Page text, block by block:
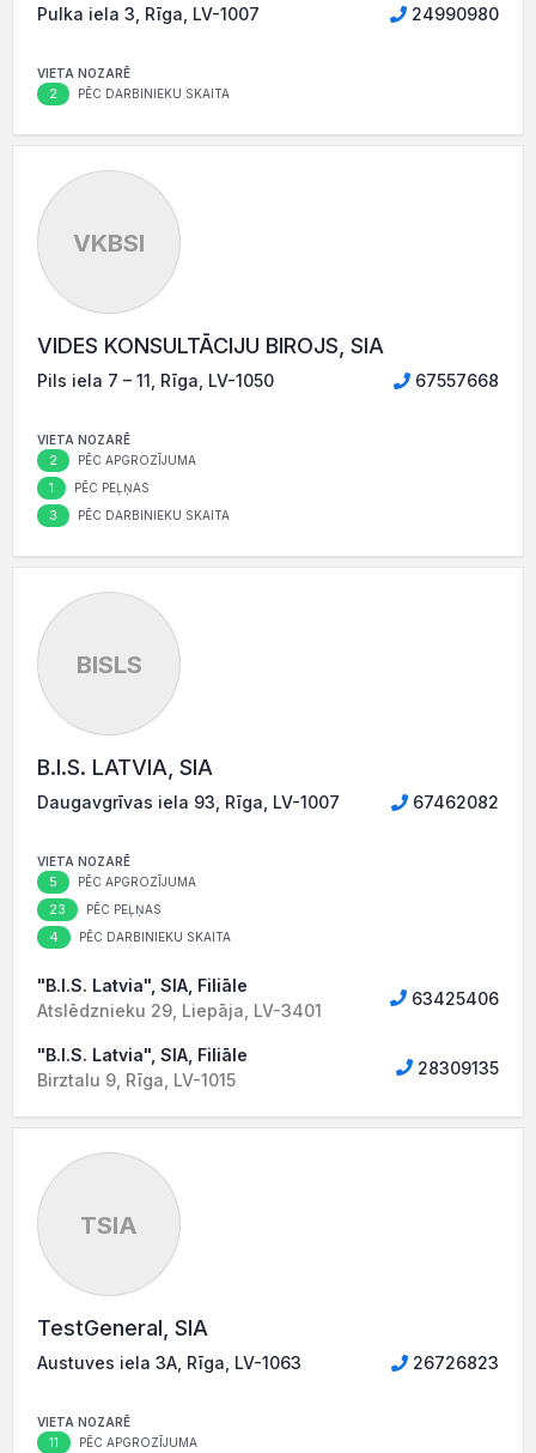
Pulka iela 3, Rīga, LV-1007 24990980
VIETA NOZARĒ
2 PĒC DARBINIEKU SKAITA
VKBSI
VIDES KONSULTĀCIJU BIROJS, SIA
Pils iela 7 – 11, Rīga, LV-1050 67557668
VIETA NOZARĒ
2 PĒC APGROZĪJUMA
1 PĒC PEĻŅAS
3 PĒC DARBINIEKU SKAITA
BISLS
B.I.S. LATVIA, SIA
Daugavgrīvas iela 93, Rīga, LV-1007 67462082
VIETA NOZARĒ
5 PĒC APGROZĪJUMA
23 PĒC PEĻŅAS
4 PĒC DARBINIEKU SKAITA
"B.I.S. Latvia", SIA, Filiāle
Atslēdznieku 29, Liepāja, LV-3401
63425406
"B.I.S. Latvia", SIA, Filiāle
Birztalu 9, Rīga, LV-1015
28309135
TSIA
TestGeneral, SIA
Austuves iela 3A, Rīga, LV-1063 26726823
VIETA NOZARĒ
11 PĒC APGROZĪJUMA